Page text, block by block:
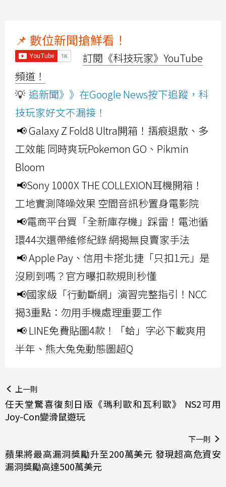
📌 數位新聞搶鮮看！
訂閱《科技玩家》YouTube
頻道！
💡 追新聞》》在Google News按下追蹤，科
技玩家好文不漏接！
📢 Galaxy Z Fold8 Ultra開箱！摺痕退散、多
工效能 同時爽玩Pokemon GO、Pikmin
Bloom
📢Sony 1000X THE COLLEXION耳機開箱！
工地實測降噪效果 空間音訊秒置身電影院
📢電商平台買「全新庫存機」踩雷！電池循
環44次還帶維修紀錄 網揭無良賣家手法
📢 Apple Pay、信用卡搭北捷「只扣1元」是
沒刷到嗎？官方曝扣款規則秒懂
📢國家級「行動斷網」演習完整指引！NCC
揭3重點：勿用手機處理重要工作
📢 LINE免費貼圖4款！「蛤」字必下載爽用
半年、熊大兔兔動態圖超Q
上一則
任天堂驚喜復刻日版《瑪利歐和瓦利歐》 NS2可用
Joy-Con變滑鼠遊玩
下一則
蘋果將最高漏洞獎勵升至200萬美元 發現超高危資安
漏洞獎勵高達500萬美元